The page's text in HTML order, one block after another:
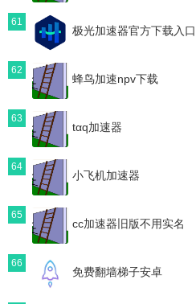
61
极光加速器官方下载入口
62
蜂鸟加速npv下载
63
tαq加速器
64
小飞机加速器
65
cc加速器旧版不用实名
66
免费翻墙梯子安卓